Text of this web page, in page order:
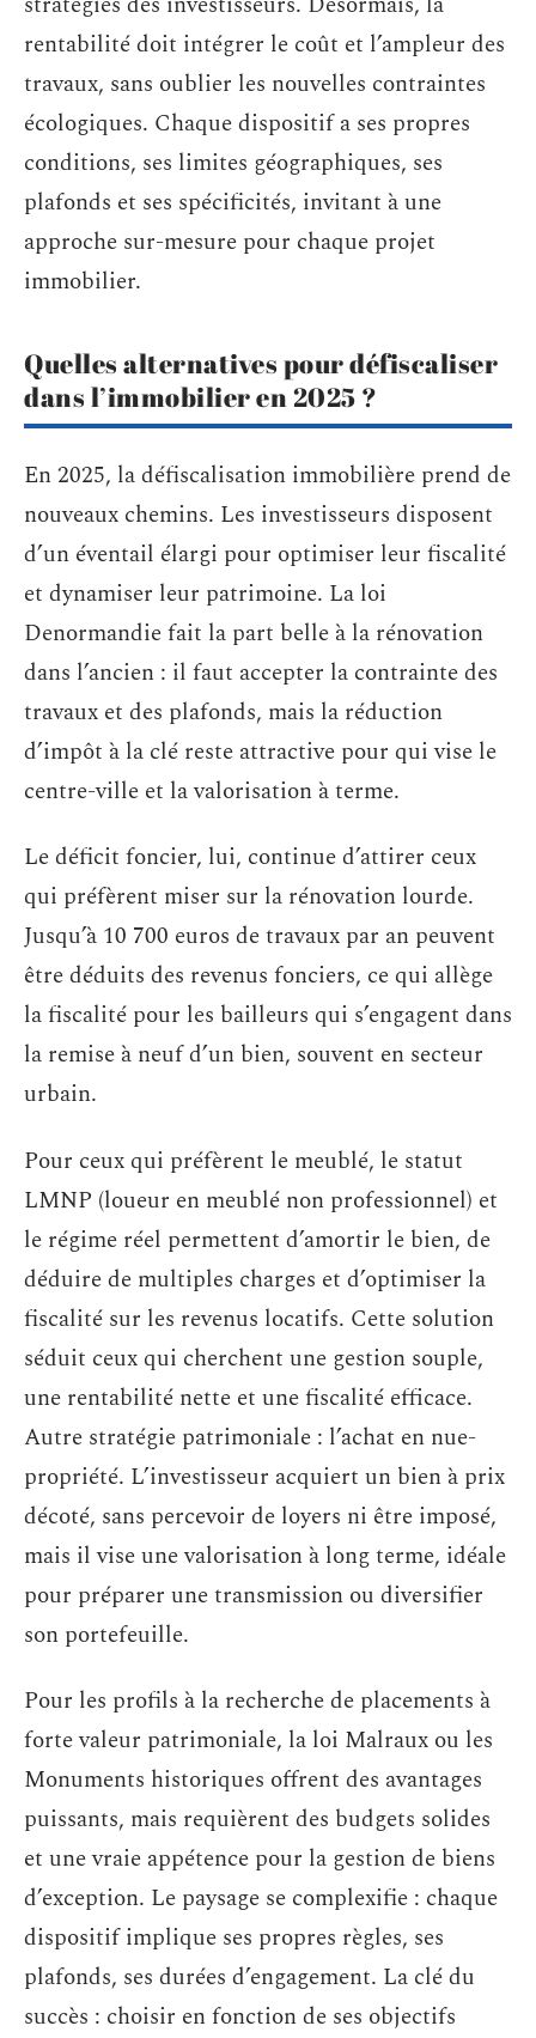
rentabilité doit intégrer le coût et l’ampleur des
travaux, sans oublier les nouvelles contraintes
écologiques. Chaque dispositif a ses propres
conditions, ses limites géographiques, ses
plafonds et ses spécificités, invitant à une
approche sur-mesure pour chaque projet
immobilier.
Quelles alternatives pour défiscaliser
dans l’immobilier en 2025 ?
En 2025, la défiscalisation immobilière prend de
nouveaux chemins. Les investisseurs disposent
d’un éventail élargi pour optimiser leur fiscalité
et dynamiser leur patrimoine. La loi
Denormandie fait la part belle à la rénovation
dans l’ancien : il faut accepter la contrainte des
travaux et des plafonds, mais la réduction
d’impôt à la clé reste attractive pour qui vise le
centre-ville et la valorisation à terme.
Le déficit foncier, lui, continue d’attirer ceux
qui préfèrent miser sur la rénovation lourde.
Jusqu’à 10 700 euros de travaux par an peuvent
être déduits des revenus fonciers, ce qui allège
la fiscalité pour les bailleurs qui s’engagent dans
la remise à neuf d’un bien, souvent en secteur
urbain.
Pour ceux qui préfèrent le meublé, le statut
LMNP (loueur en meublé non professionnel) et
le régime réel permettent d’amortir le bien, de
déduire de multiples charges et d’optimiser la
fiscalité sur les revenus locatifs. Cette solution
séduit ceux qui cherchent une gestion souple,
une rentabilité nette et une fiscalité efficace.
Autre stratégie patrimoniale : l’achat en nue-
propriété. L’investisseur acquiert un bien à prix
décoté, sans percevoir de loyers ni être imposé,
mais il vise une valorisation à long terme, idéale
pour préparer une transmission ou diversifier
son portefeuille.
Pour les profils à la recherche de placements à
forte valeur patrimoniale, la loi Malraux ou les
Monuments historiques offrent des avantages
puissants, mais requièrent des budgets solides
et une vraie appétence pour la gestion de biens
d’exception. Le paysage se complexifie : chaque
dispositif implique ses propres règles, ses
plafonds, ses durées d’engagement. La clé du
succès : choisir en fonction de ses objectifs